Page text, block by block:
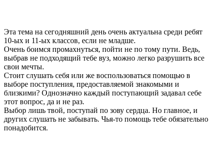
Эта тема на сегодняшний день очень актуальна среди ребят
10-ых и 11-ых классов, если не младше.
Очень боимся промахнуться, пойти не по тому пути. Ведь,
выбрав не подходящий тебе вуз, можно легко разрушить все
свои мечты.
Стоит слушать себя или же воспользоваться помощью в
выборе поступления, предоставляемой знакомыми и
близкими? Однозначно каждый поступающий задавал себе
этот вопрос, да и не раз.
Выбор лишь твой, поступай по зову сердца. Но главное, и
других слушать не забывать. Чья-то помощь тебе обязательно
понадобится.